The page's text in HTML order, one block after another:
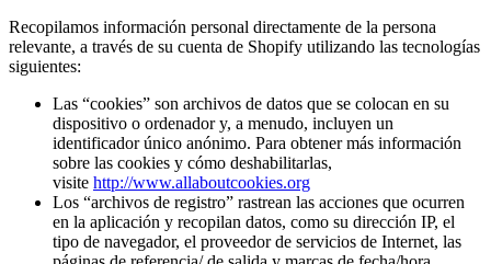
Recopilamos información personal directamente de la persona
relevante, a través de su cuenta de Shopify utilizando las tecnologías
siguientes:
Las “cookies” son archivos de datos que se colocan en su
dispositivo o ordenador y, a menudo, incluyen un
identificador único anónimo. Para obtener más información
sobre las cookies y cómo deshabilitarlas,
visite http://www.allaboutcookies.org
Los “archivos de registro” rastrean las acciones que ocurren
en la aplicación y recopilan datos, como su dirección IP, el
tipo de navegador, el proveedor de servicios de Internet, las